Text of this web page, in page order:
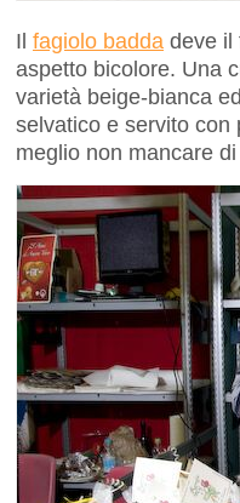
Il fagiolo badda deve il
aspetto bicolore. Una
varietà beige-bianca
selvatico e servito con
meglio non mancare